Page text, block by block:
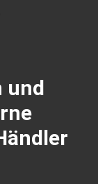
und